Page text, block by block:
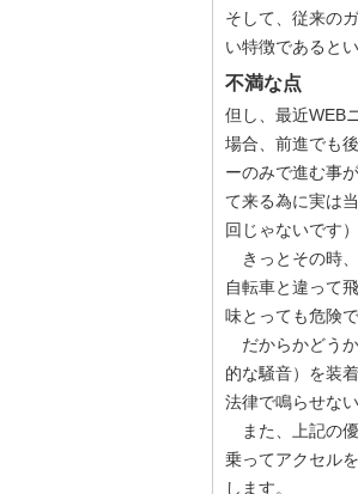
そして、従来の
い特徴であると
不満な点
但し、最近WEB
場合、前進でも
ーのみで進む事
て来る為に実は
回じゃないです）
きっとその時、
自転車と違って
味とっても危険で
だからかどう
的な騒音）を装
法律で鳴らせな
また、上記の
乗ってアクセル
します。